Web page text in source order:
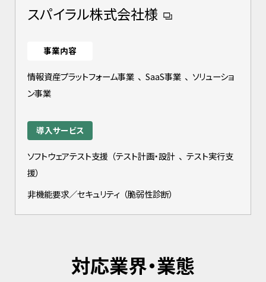
スパイラル株式会社様
事業内容
情報資産プラットフォーム事業 、 SaaS事業 、 ソリューショ
ン事業
導入サービス
ソフトウェアテスト支援 （テスト計画・設計 、 テスト実行支
援）
非機能要求／セキュリティ （脆弱性診断）
対応業界・業態